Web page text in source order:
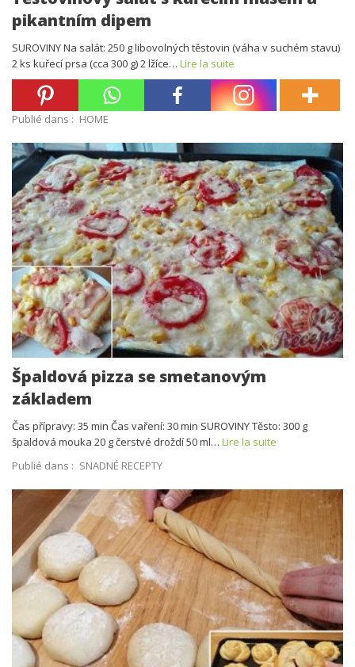
pikantním dipem
SUROVINY Na salát: 250 g libovolných těstovin (váha v suchém stavu)
2 ks kuřecí prsa (cca 300 g) 2 lžíce… Lire la suite
Publié dans : HOME
Špaldová pizza se smetanovým
základem
Čas přípravy: 35 min Čas vaření: 30 min SUROVINY Těsto: 300 g
špaldová mouka 20 g čerstvé droždí 50 ml… Lire la suite
Publié dans : SNADNÉ RECEPTY